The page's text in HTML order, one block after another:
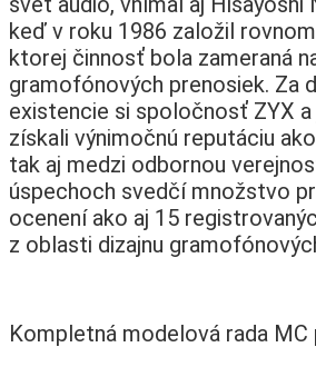
keď v roku 1986 založil
ktorej činnosť bola zameraná
gramofónových prenosiek. Za
existencie si spoločnosť ZYX
získali výnimočnú reputáciu
tak aj medzi odbornou
úspechoch svedčí množstvo
ocenení ako aj 15
z oblasti dizajnu
Kompletná modelová rada MC